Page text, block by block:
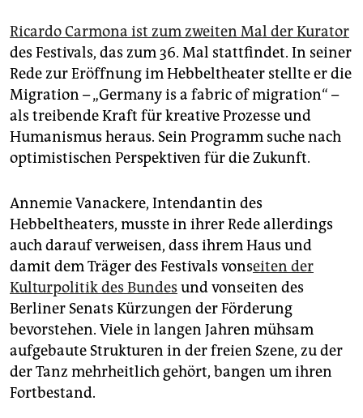
Ricardo Carmona ist zum zweiten Mal der Kurator
des Festivals, das zum 36. Mal stattfindet. In seiner
Rede zur Eröffnung im Hebbeltheater stellte er die
Migration – „Germany is a fabric of migration“ –
als treibende Kraft für kreative Prozesse und
Humanismus heraus. Sein Programm suche nach
optimistischen Perspektiven für die Zukunft.
Annemie Vanackere, Intendantin des
Hebbeltheaters, musste in ihrer Rede allerdings
auch darauf verweisen, dass ihrem Haus und
damit dem Träger des Festivals vonseiten der
Kulturpolitik des Bundes und vonseiten des
Berliner Senats Kürzungen der Förderung
bevorstehen. Viele in langen Jahren mühsam
aufgebaute Strukturen in der freien Szene, zu der
der Tanz mehrheitlich gehört, bangen um ihren
Fortbestand.